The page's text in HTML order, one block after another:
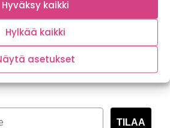
Hyväksy kaikki
Hylkää kaikki
asetuksetuutiskirje
TILAA